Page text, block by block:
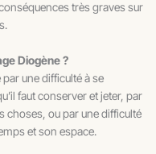
très graves sur
Diogène ?
par une difficulté à se
faut conserver et jeter, par
choses, ou par une difficulté
et son espace.